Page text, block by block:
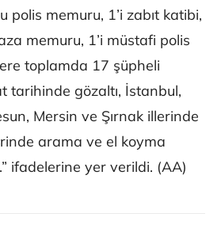
polis memuru, 1’i zabıt katibi,
memuru, 1’i müstafi polis
toplamda 17 şüpheli
tarihinde gözaltı, İstanbul,
Mersin ve Şırnak illerinde
arama ve el koyma
ifadelerine yer verildi. (AA)